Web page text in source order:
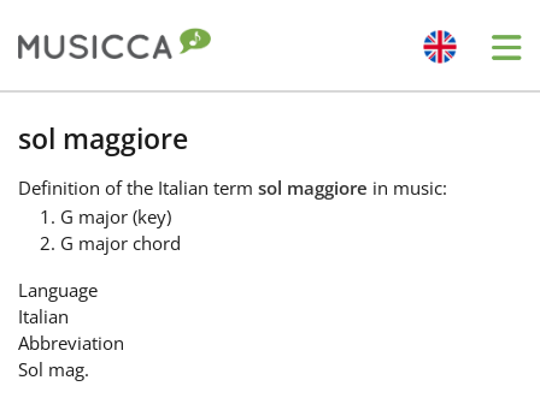
Bahasa Indonesia
Български
Deutsch
sol maggiore
Definition of the Italian term sol maggiore in music:
G major (key)
G major chord
Language
Italian
Abbreviation
Sol mag.